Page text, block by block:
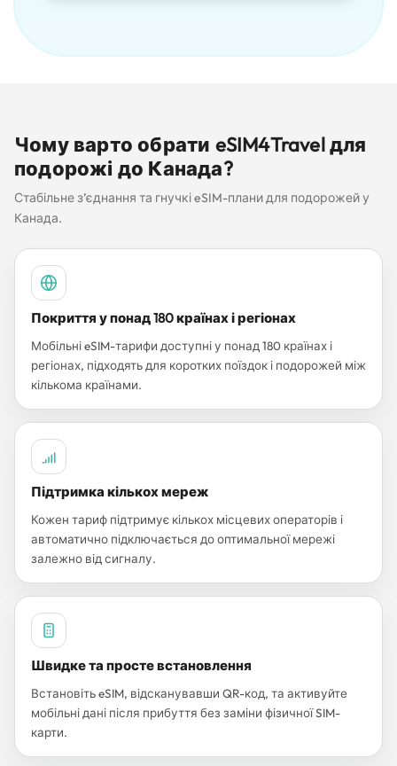
Чому варто обрати eSIM4Travel для
подорожі до Канада?
Стабільне з’єднання та гнучкі eSIM-плани для подорожей у
Канада.
Покриття у понад 180 країнах і регіонах
Мобільні eSIM-тарифи доступні у понад 180 країнах і
регіонах, підходять для коротких поїздок і подорожей між
кількома країнами.
Підтримка кількох мереж
Кожен тариф підтримує кількох місцевих операторів і
автоматично підключається до оптимальної мережі
залежно від сигналу.
Швидке та просте встановлення
Встановіть eSIM, відсканувавши QR-код, та активуйте
мобільні дані після прибуття без заміни фізичної SIM-
карти.